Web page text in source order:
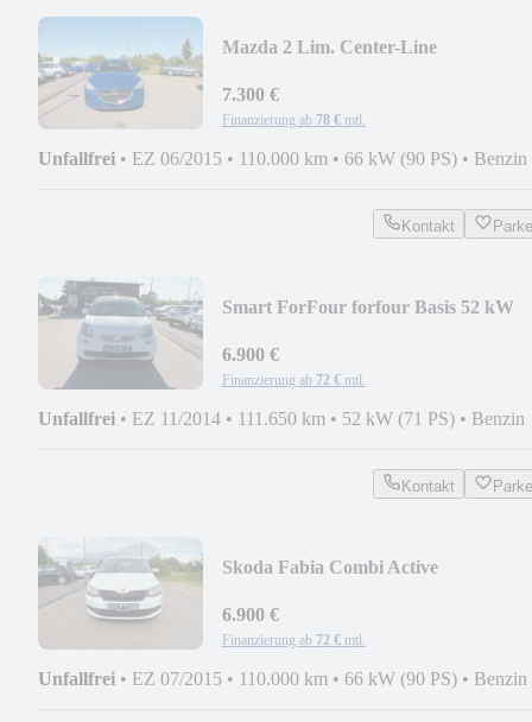
Mazda 2 Lim. Center-Line
7.300 €
Finanzierung ab 78 € mtl.
Unfallfrei • EZ 06/2015 • 110.000 km • 66 kW (90 PS) • Benzin
Kontakt
Smart ForFour forfour Basis 52 kW
6.900 €
Finanzierung ab 72 € mtl.
Unfallfrei • EZ 11/2014 • 111.650 km • 52 kW (71 PS) • Benzin
Kontakt
Skoda Fabia Combi Active
6.900 €
Finanzierung ab 72 € mtl.
Unfallfrei • EZ 07/2015 • 110.000 km • 66 kW (90 PS) • Benzin